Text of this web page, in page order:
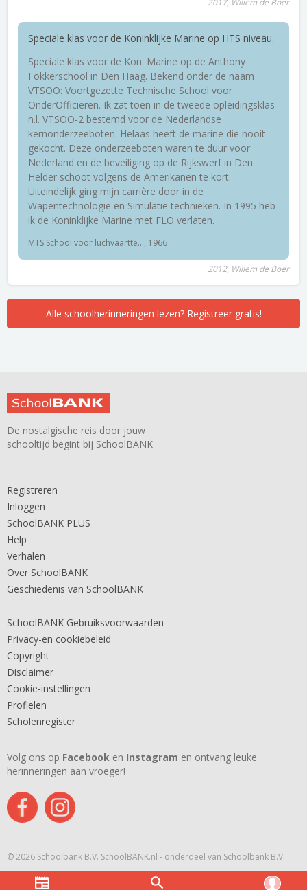
2017, Willem de Boer
Speciale klas voor de Koninklijke Marine op HTS niveau.
Speciale klas voor de Kon. Marine op de Anthony
Fokkerschool in Den Haag. Bekend onder de naam
VTSOO: Voortgezette Technische School voor
OnderOfficieren. Ik zat toen in de tweede opleidingsklas
n.l. VTSOO-2 bestemd voor de Nederlandse
kernonderzeeboten. Helaas heeft de marine die nooit
gekocht. Deze onderzeeboten waren te duur voor
Nederland en de beveiliging op de Rijkswerf in Den
Helder schoot volgens de Amerikanen te kort.
Uiteindelijk ging mijn carrière door in de
Wapentechnologie en Simulatie technieken. In 1995 heb
ik de Koninklijke Marine met FLO verlaten.
MTS School voor luchvaartte..., 1966
2012, Willem de Boer
Alle schoolherinneringen lezen? Registreer gratis!
De nostalgische reis door jouw
schooltijd begint bij SchoolBANK
Registreren
Inloggen
SchoolBANK PLUS
Help
Verhalen
Over SchoolBANK
Geschiedenis van SchoolBANK
SchoolBANK Gebruiksvoorwaarden
Privacy-en cookiebeleid
Copyright
Disclaimer
Cookie-instellingen
Profielen
Scholenregister
Volg ons op Facebook en Instagram en ontvang leuke
herinneringen aan vroeger!
© 2026 Schoolbank B.V. SchoolBANK.nl - onderdeel van Schoolbank B.V.